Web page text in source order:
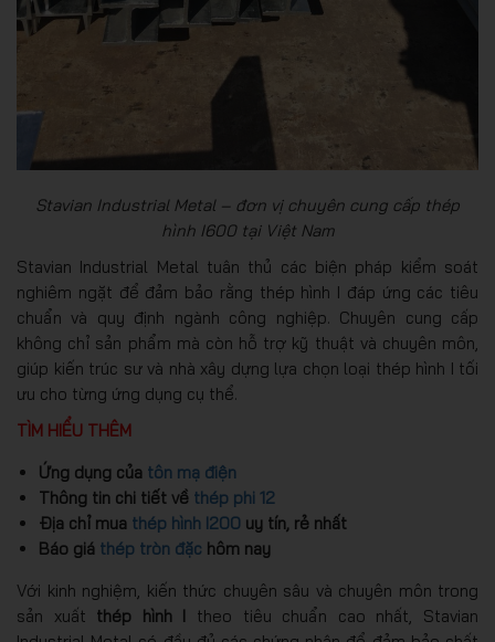
Stavian Industrial Metal – đơn vị chuyên cung cấp thép
hình I600 tại Việt Nam
Stavian Industrial Metal tuân thủ các biện pháp kiểm soát
nghiêm ngặt để đảm bảo rằng thép hình I đáp ứng các tiêu
chuẩn và quy định ngành công nghiệp. Chuyên cung cấp
không chỉ sản phẩm mà còn hỗ trợ kỹ thuật và chuyên môn,
giúp kiến trúc sư và nhà xây dựng lựa chọn loại thép hình I tối
ưu cho từng ứng dụng cụ thể.
TÌM HIỂU THÊM
Ứng dụng của tôn mạ điện
Thông tin chi tiết về thép phi 12
Địa chỉ mua thép hình I200 uy tín, rẻ nhất
Báo giá thép tròn đặc hôm nay
Với kinh nghiệm, kiến thức chuyên sâu và chuyên môn trong
sản xuất thép hình I theo tiêu chuẩn cao nhất, Stavian